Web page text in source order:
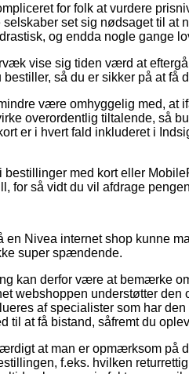
for folk at vurdere
set sig nødsaget til at
og endda nogle gange
vise sig tiden værd at
så du er sikker på at få
være omhyggelig med, at
overordentlig tiltalende, så
er i hvert fald inkluderet i
bestillinger med kort eller
for så vidt du vil afdrage
en Nivea internet shop kunne
super spændende.
kan derfor være at bemærke
webshoppen understøtter
af specialister som har
til at få bistand, såfremt du
at man er opmærksom
f.eks. hvilken